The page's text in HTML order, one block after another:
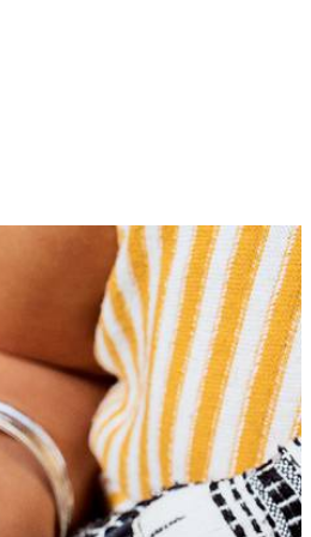
12
tot een glad beslag.
een garde de gesmolten boter
45 min. rijzen.